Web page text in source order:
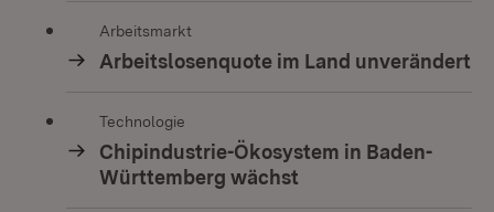
Arbeitsmarkt
Arbeitslosenquote im Land unverändert
Technologie
Chipindustrie-Ökosystem in Baden-
Württemberg wächst